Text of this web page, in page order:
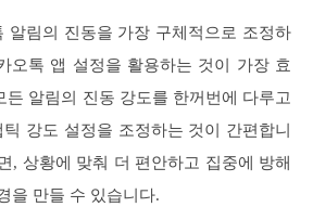
알림의 진동을 가장 구체적으로 조정하
오톡 앱 설정을 활용하는 것이 가장 효
든 알림의 진동 강도를 한꺼번에 다루고
강도 설정을 조정하는 것이 간편합니
, 상황에 맞춰 더 편안하고 집중에 방해
을 만들 수 있습니다.